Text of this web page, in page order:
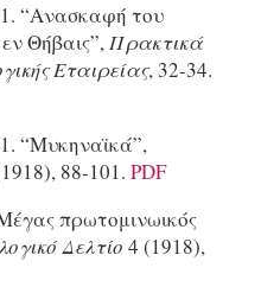
“Ανασκαφή του
Θήβαις”,Πρακτικά
Εταιρείας, 32-34.
“Μυκηναϊκά”,
88-101. PDF
πρωτομινωικός
Δελτίο 4 (1918),